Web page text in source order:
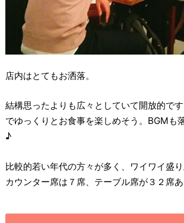
店内はとてもお洒落。
結構思ったよりも広々としていて開放的で
でゆっくりとお食事を楽しめそう。BGMも
♪
比較的若い年代の方々が多く、ワイワイ盛り
カウンター席は７席、テーブル席が３２席あ